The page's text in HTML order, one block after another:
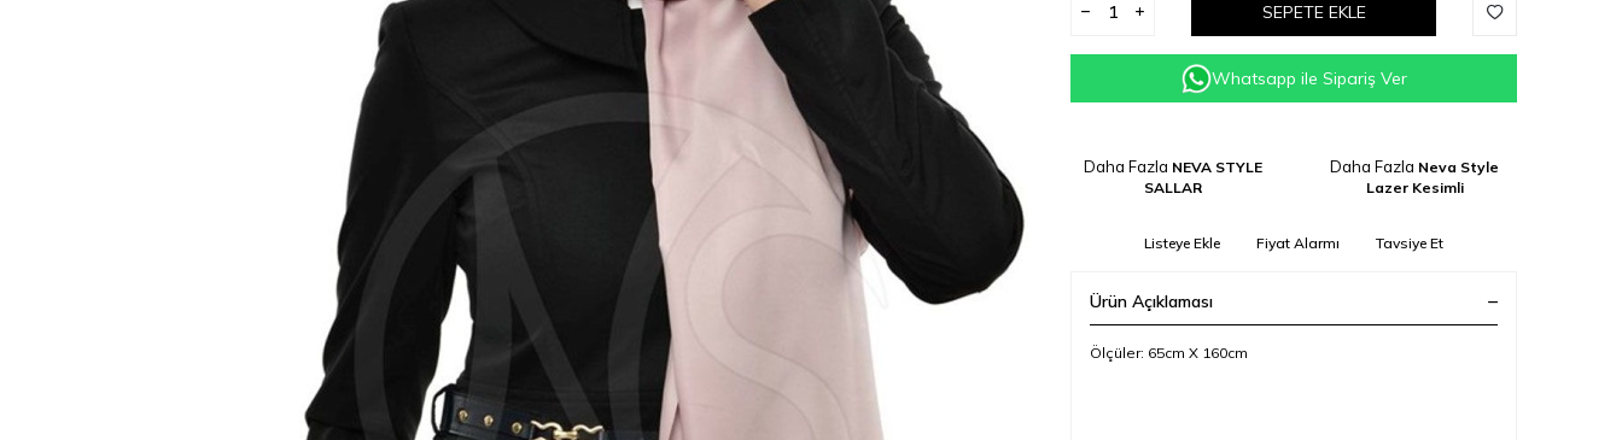
SEPETE EKLE
Whatsapp ile Sipariş Ver
Daha Fazla NEVA STYLE
SALLAR
Daha Fazla Neva Style
Lazer Kesimli
Listeye Ekle Fiyat Alarmı Tavsiye Et
Ürün Açıklaması
Ölçüler: 65cm X 160cm